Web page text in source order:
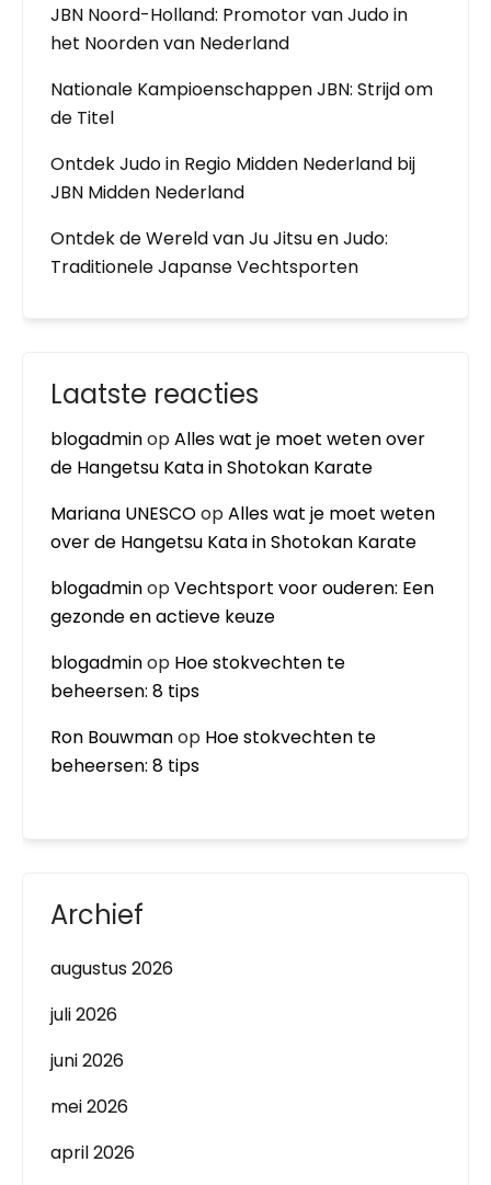
JBN Noord-Holland: Promotor van Judo in
het Noorden van Nederland
Nationale Kampioenschappen JBN: Strijd om
de Titel
Ontdek Judo in Regio Midden Nederland bij
JBN Midden Nederland
Ontdek de Wereld van Ju Jitsu en Judo:
Traditionele Japanse Vechtsporten
Laatste reacties
blogadminopAlles wat je moet weten over
de Hangetsu Kata in Shotokan Karate
Mariana UNESCOopAlles wat je moet weten
over de Hangetsu Kata in Shotokan Karate
blogadminopVechtsport voor ouderen: Een
gezonde en actieve keuze
blogadminop Hoe stokvechten te
beheersen: 8 tips
Ron Bouwmanop Hoe stokvechten te
beheersen: 8 tips
Archief
augustus 2026
juli 2026
juni 2026
mei 2026
april 2026